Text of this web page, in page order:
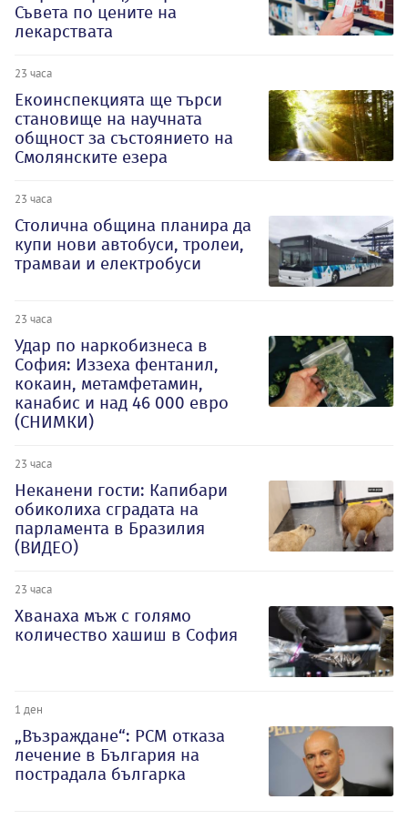
Съвета по цените на
лекарствата
23 часа
Екоинспекцията ще търси
становище на научната
общност за състоянието на
Смолянските езера
23 часа
Столична община планира да
купи нови автобуси, тролеи,
трамваи и електробуси
23 часа
Удар по наркобизнеса в
София: Иззеха фентанил,
кокаин, метамфетамин,
канабис и над 46 000 евро
(СНИМКИ)
23 часа
Неканени гости: Капибари
обиколиха сградата на
парламента в Бразилия
(ВИДЕО)
23 часа
Хванаха мъж с голямо
количество хашиш в София
1 ден
„Възраждане“: РСМ отказа
лечение в България на
пострадала българка